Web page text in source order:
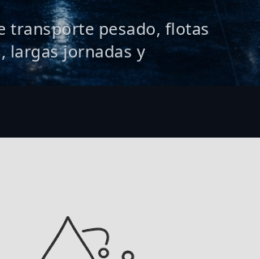
transporte pesado, flotas
largas jornadas y